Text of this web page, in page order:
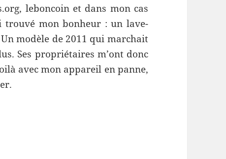
leboncoin et dans mon cas
trouvé mon bonheur : un lave-
modèle de 2011 qui marchait
Ses propriétaires m’ont donc
avec mon appareil en panne,